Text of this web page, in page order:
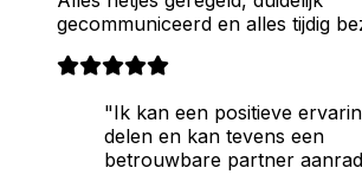
gecommuniceerd en alles tijdig
"Ik kan een positieve
delen en kan tevens een
betrouwbare partner